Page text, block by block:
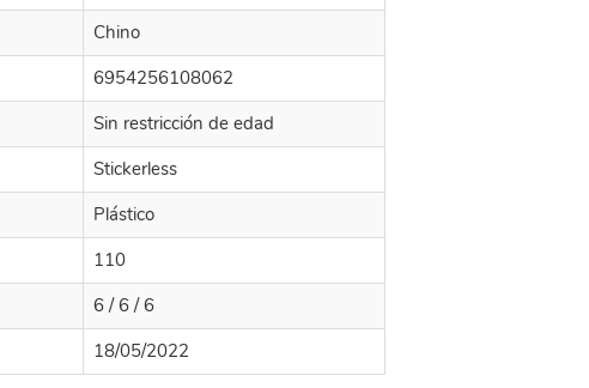
Chino
6954256108062
Sin restricción de edad
Stickerless
Plástico
110
6 / 6 / 6
18/05/2022